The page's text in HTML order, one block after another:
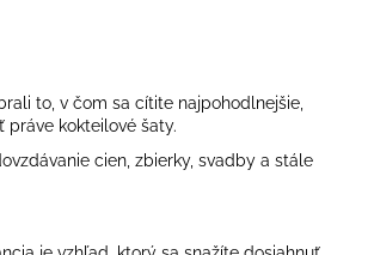
to, v čom sa cítite najpohodlnejšie,
kokteilové šaty.
cien, zbierky, svadby a stále